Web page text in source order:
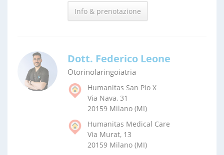
Info & prenotazione
Dott. Federico Leone
Otorinolaringoiatria
Humanitas San Pio X
Via Nava, 31
20159 Milano (MI)
Humanitas Medical Care
Via Murat, 13
20159 Milano (MI)